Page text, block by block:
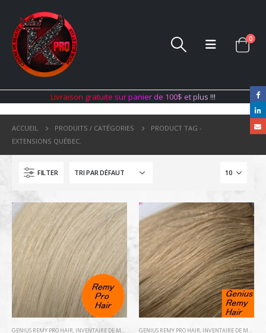
0
Livraison gratuite surpanier de 100$ etplus !!!
ACCUEIL PRODUITS / CATÉGORIES
PRODUCT TAG -
EXTENSIONS QUÉBEC.
FILTER
GENIUS REMY PRO HAIR, INVENTAIRE DE MARLÈNE GENIUS REMY PRO HAIR, INVENTAIRE DE MARLÈNE